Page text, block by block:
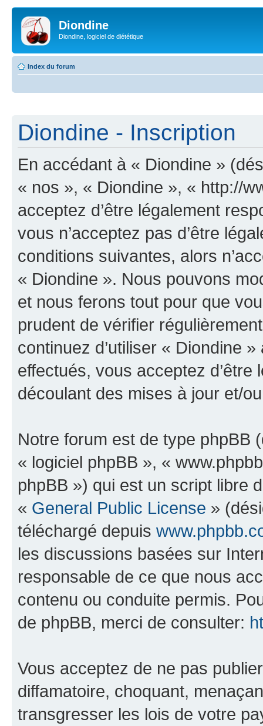
Diondine
Diondine, logiciel de diététique
Index du forum
Diondine - Inscription
En accédant à « Diondine »
« nos », « Diondine », « http://
acceptez d’être légalement
vous n’acceptez pas d’être
conditions suivantes, alors
« Diondine ». Nous pouvons
et nous ferons tout pour que
prudent de vérifier
continuez d’utiliser « Diondine
effectués, vous acceptez
découlant des mises à jour et/
Notre forum est de type phpBB
« logiciel phpBB », «
phpBB ») qui est un script libre
« General Public License »
téléchargé depuis
les discussions basées sur
responsable de ce que nous
contenu ou conduite permis.
de phpBB, merci de consulter:
Vous acceptez de ne pas
diffamatoire, choquant,
transgresser les lois de votre